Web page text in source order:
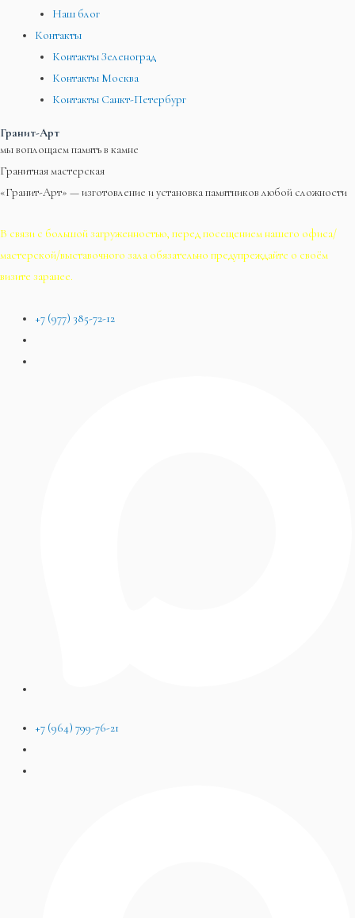
Наш блог
Контакты
Контакты Зеленоград
Контакты Москва
Контакты Санкт-Петербург
Гранит-Арт
мы воплощаем память в камне
Гранитная мастерская
«Гранит-Арт» — изготовление и установка памятников любой сложности
В связи с большой загруженностью, перед посещением нашего офиса/
мастерской/выставочного зала обязательно предупреждайте о своём
визите заранее.
+7 (977) 385-72-12
+7 (964) 799-76-21